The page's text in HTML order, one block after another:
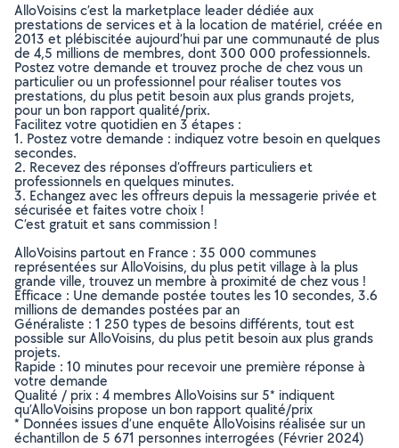
AlloVoisins c’est la marketplace leader dédiée aux
prestations de services et à la location de matériel, créée en
2013 et plébiscitée aujourd’hui par une communauté de plus
de 4,5 millions de membres, dont 300 000 professionnels.
Postez votre demande et trouvez proche de chez vous un
particulier ou un professionnel pour réaliser toutes vos
prestations, du plus petit besoin aux plus grands projets,
pour un bon rapport qualité/prix.
Facilitez votre quotidien en 3 étapes :
1. Postez votre demande : indiquez votre besoin en quelques
secondes.
2. Recevez des réponses d’offreurs particuliers et
professionnels en quelques minutes.
3. Echangez avec les offreurs depuis la messagerie privée et
sécurisée et faites votre choix !
C’est gratuit et sans commission !
AlloVoisins partout en France : 35 000 communes
représentées sur AlloVoisins, du plus petit village à la plus
grande ville, trouvez un membre à proximité de chez vous !
Efficace : Une demande postée toutes les 10 secondes, 3.6
millions de demandes postées par an
Généraliste : 1 250 types de besoins différents, tout est
possible sur AlloVoisins, du plus petit besoin aux plus grands
projets.
Rapide : 10 minutes pour recevoir une première réponse à
votre demande
Qualité / prix : 4 membres AlloVoisins sur 5* indiquent
qu’AlloVoisins propose un bon rapport qualité/prix
* Données issues d’une enquête AlloVoisins réalisée sur un
échantillon de 5 671 personnes interrogées (Février 2024)